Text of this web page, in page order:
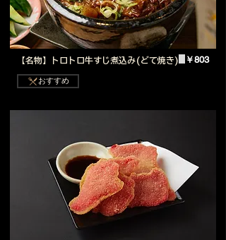
【名物】トロトロ牛すじ煮込み(どて焼き) ￥803
おすすめ